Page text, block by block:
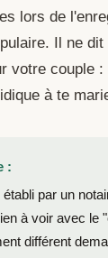
lors de
Il ne
votre couple :
à te
:
par un
à voir avec le
différent